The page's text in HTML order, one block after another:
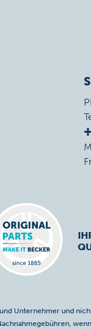
Unternehmer und